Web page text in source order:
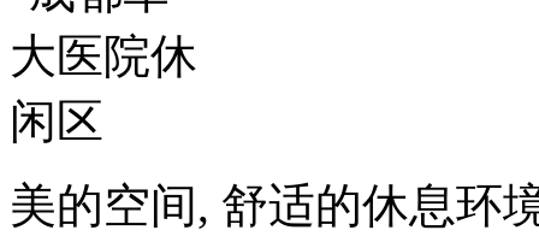
美的空间, 舒适的休息环